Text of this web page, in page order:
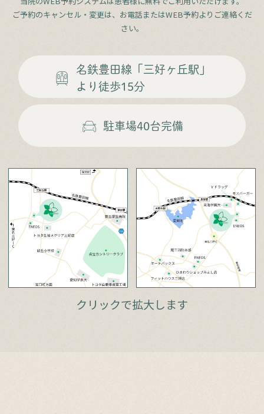
ご予約のキャンセル・変更は、お電話またはWEB予約よりご連絡くだ
さい。
名鉄豊田線 「三好ヶ丘駅」
より徒歩15分
駐車場40台完備
クリックで拡大します